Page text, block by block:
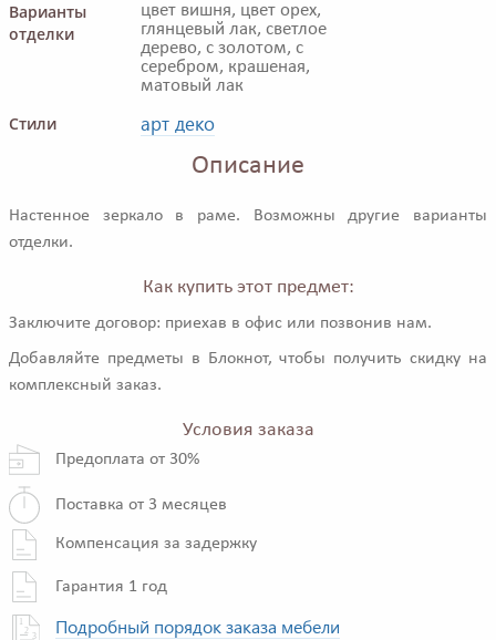
Варианты
отделки
цвет вишня, цвет орех,
глянцевый лак, светлое
дерево, с золотом, с
серебром, крашеная,
матовый лак
Стили арт деко
Описание
Настенное зеркало в раме. Возможны другие варианты
отделки.
Как купить этот предмет:
Заключите договор: приехав в офис или позвонив нам.
Добавляйте предметы в Блокнот, чтобы получить скидку на
комплексный заказ.
Условия заказа
Предоплата от 30%
Поставка от 3 месяцев
Компенсация за задержку
Гарантия 1 год
Подробный порядок заказа мебели